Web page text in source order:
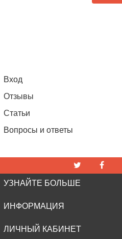
Вход
Отзывы
Статьи
Вопросы и ответы
УЗНАЙТЕ БОЛЬШЕ
ИНФОРМАЦИЯ
ЛИЧНЫЙ КАБИНЕТ